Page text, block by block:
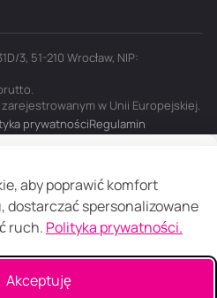
aby poprawić komfort
dostarczać spersonalizowane
ruch. Polityka prywatności.
Akceptuję
Ulubione Panel klienta Porównanie
3, 51-210 Wrocław, NIP:
w Unii Europejskiej.
prywatnościRegulamin